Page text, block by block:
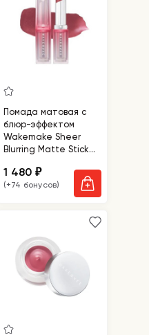
Помада матовая с
блюр-эффектом
Wakemake Sheer
Blurring Matte Stick
1 480₽
(+74 бонусов)